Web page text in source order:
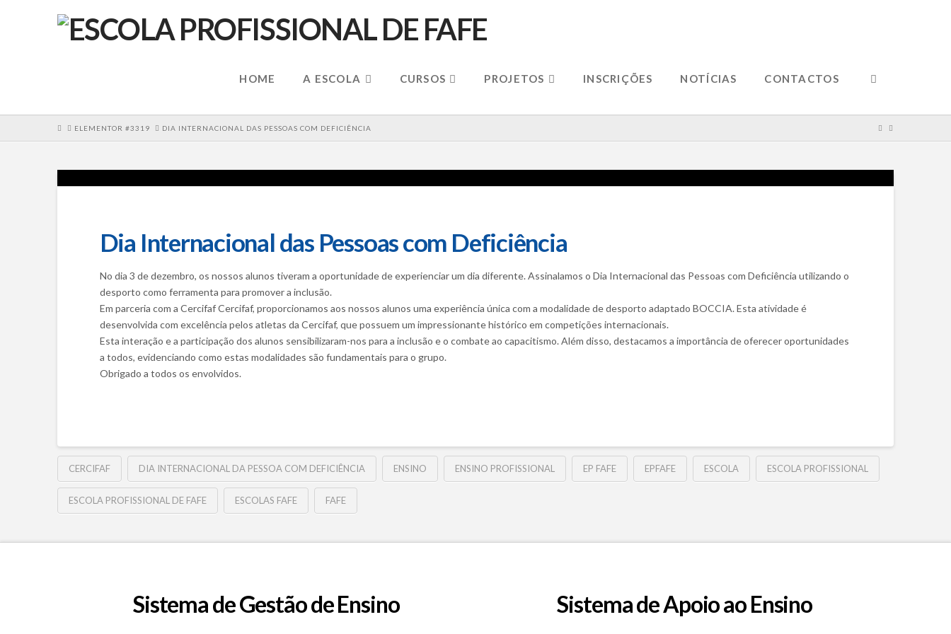
HOME A ESCOLA CURSOS PROJETOS INSCRIÇÕES NOTÍCIAS CONTACTOS
HOMEELEMENTOR #3319 DIA INTERNACIONAL DAS PESSOAS COM DEFICIÊNCIA
Dia Internacional das Pessoas com Deficiência
No dia 3 de dezembro, os nossos alunos tiveram a oportunidade de experienciar um dia diferente. Assinalamos o Dia Internacional das Pessoas com Deficiência utilizando o
desporto como ferramenta para promover a inclusão.
Em parceria com a Cercifaf Cercifaf, proporcionamos aos nossos alunos uma experiência única com a modalidade de desporto adaptado BOCCIA. Esta atividade é
desenvolvida com excelência pelos atletas da Cercifaf, que possuem um impressionante histórico em competições internacionais.
Esta interação e a participação dos alunos sensibilizaram-nos para a inclusão e o combate ao capacitismo. Além disso, destacamos a importância de oferecer oportunidades
a todos, evidenciando como estas modalidades são fundamentais para o grupo.
Obrigado a todos os envolvidos.
CERCIFAF DIA INTERNACIONAL DA PESSOA COM DEFICIÊNCIA ENSINO ENSINO PROFISSIONAL EP FAFE EPFAFE ESCOLA ESCOLA PROFISSIONAL
ESCOLA PROFISSIONAL DE FAFE ESCOLAS FAFE FAFE
Sistema de Gestão de Ensino Sistema de Apoio ao Ensino